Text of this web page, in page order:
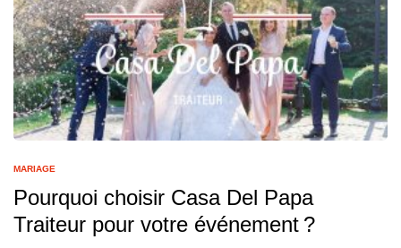
MARIAGE
Pourquoi choisir Casa Del Papa
Traiteur pour votre événement ?